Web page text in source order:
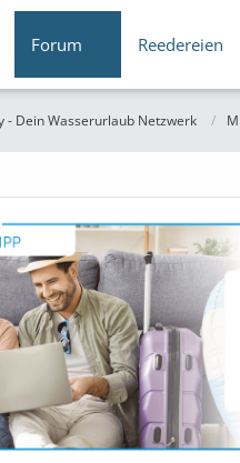
Forum Reedereien
- Dein Wasserurlaub Netzwerk